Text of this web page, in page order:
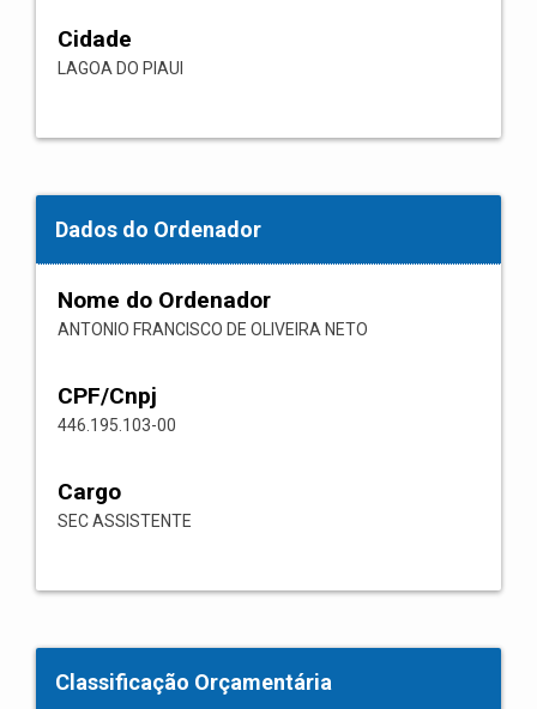
Cidade
LAGOA DO PIAUI
Dados do Ordenador
Nome do Ordenador
ANTONIO FRANCISCO DE OLIVEIRA NETO
CPF/Cnpj
446.195.103-00
Cargo
SEC ASSISTENTE
Classificação Orçamentária